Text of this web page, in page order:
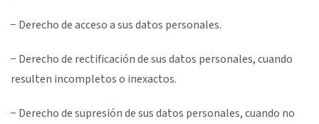
− Derecho de acceso a sus datos personales.
− Derecho de rectificación de sus datos personales, cuando
resulten incompletos o inexactos.
− Derecho de supresión de sus datos personales, cuando no